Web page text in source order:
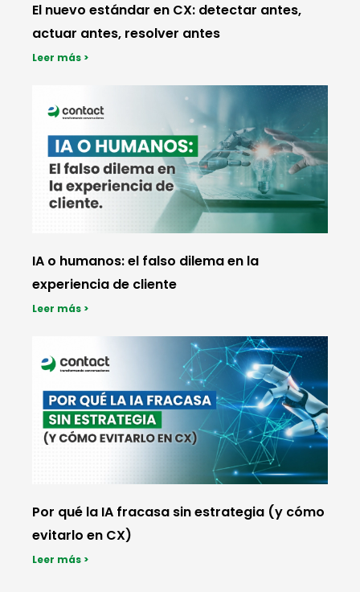
El nuevo estándar en CX: detectar antes,
actuar antes, resolver antes
Leer más >
IA o humanos: el falso dilema en la
experiencia de cliente
Leer más >
Por qué la IA fracasa sin estrategia (y cómo
evitarlo en CX)
Leer más >